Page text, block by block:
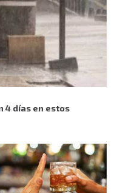
4 días en estos